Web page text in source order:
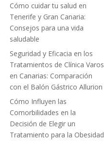
Cómo cuidar tu salud en
Tenerife y Gran Canaria:
Consejos para una vida
saludable
Seguridad y Eficacia en los
Tratamientos de Clínica Varos
en Canarias: Comparación
con el Balón Gástrico Allurion
Cómo Influyen las
Comorbilidades en la
Decisión de Elegir un
Tratamiento para la Obesidad